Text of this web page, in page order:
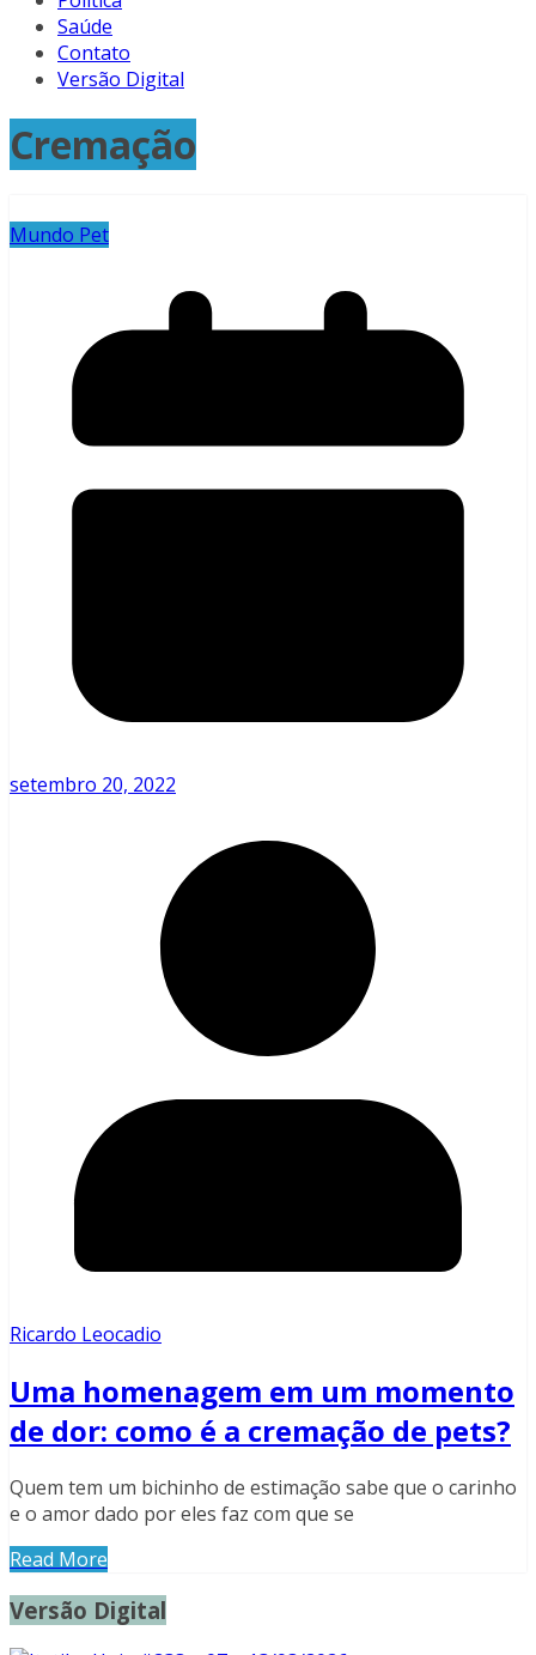
Saúde
Contato
Versão Digital
Cremação
Mundo Pet
setembro 20, 2022
Ricardo Leocadio
Uma homenagem em um momento
de dor: como é a cremação de pets?
Quem tem um bichinho de estimação sabe que o carinho
e o amor dado por eles faz com que se
Read More
Versão Digital